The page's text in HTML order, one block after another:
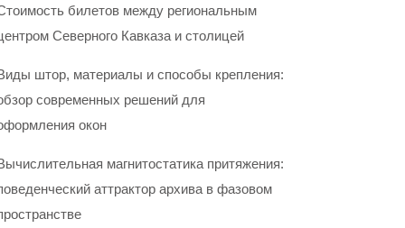
билетов между региональным
Северного Кавказа и столицей
штор, материалы и способы крепления:
современных решений для
окон
магнитостатика притяжения:
аттрактор архива в фазовом